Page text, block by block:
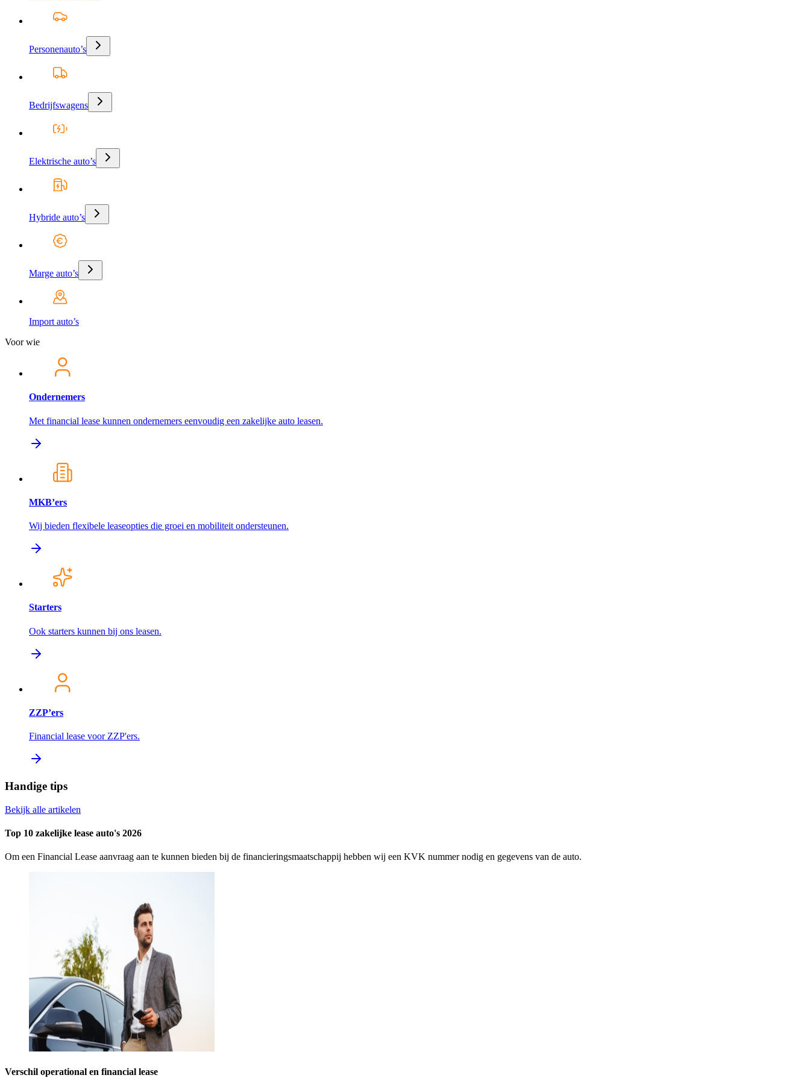
Personenauto’s
Bedrijfswagens
Elektrische auto’s
Hybride auto’s
Marge auto’s
Import auto’s
Voor wie
Ondernemers
Met financial lease kunnen ondernemers eenvoudig een zakelijke auto leasen.
MKB’ers
Wij bieden flexibele leaseopties die groei en mobiliteit ondersteunen.
Starters
Ook starters kunnen bij ons leasen.
ZZP’ers
Financial lease voor ZZP'ers.
Handige tips
Bekijk alle artikelen
Top 10 zakelijke lease auto's 2026
Om een Financial Lease aanvraag aan te kunnen bieden bij de financieringsmaatschappij hebben wij een KVK nummer nodig en gegevens van de auto.
Verschil operational en financial lease